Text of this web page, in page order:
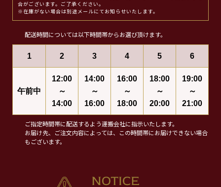
合がございます。ご了承ください。
※在庫がない場合は別途メールにてお知らせいたします。
配送時間については以下時間帯からお選び頂けます。
1 2 3 4 5 6
午前中
12:00
～
14:00
14:00
～
16:00
16:00
～
18:00
18:00
～
20:00
19:00
～
21:00
ご指定時間帯に配送するよう運搬会社に指示いたします。
お届け先、ご注文内容によっては、この時間帯にお届けできない場合
もございます。